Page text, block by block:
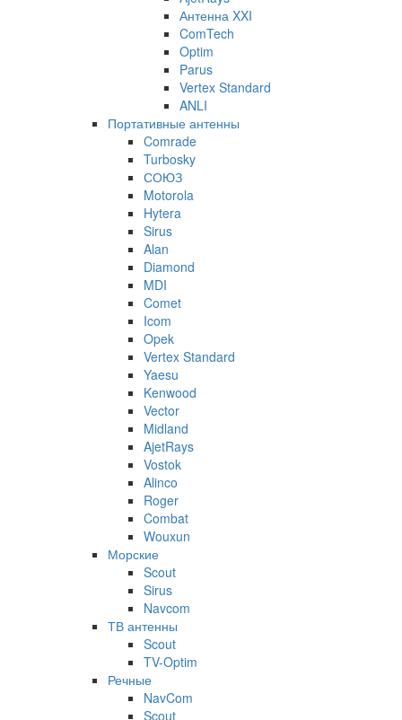
Антенна XXI
ComTech
Optim
Parus
Vertex Standard
ANLI
Портативные антенны
Comrade
Turbosky
СОЮЗ
Motorola
Hytera
Sirus
Alan
Diamond
MDI
Comet
Icom
Opek
Vertex Standard
Yaesu
Kenwood
Vector
Midland
AjetRays
Vostok
Alinco
Roger
Combat
Wouxun
Морские
Scout
Sirus
Navcom
ТВ антенны
Scout
TV-Optim
Речные
NavCom
Scout